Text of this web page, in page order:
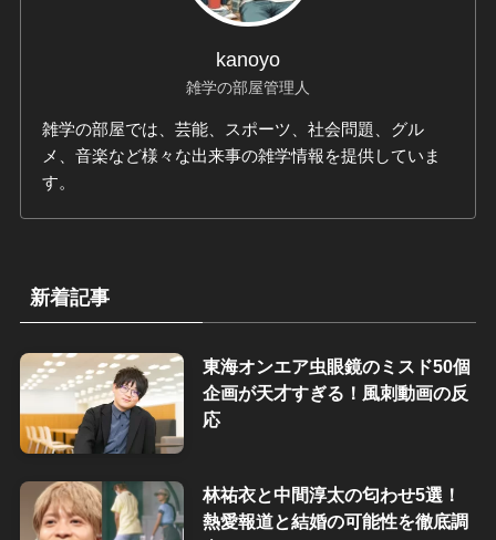
kanoyo
雑学の部屋管理人
雑学の部屋では、芸能、スポーツ、社会問題、グル
メ、音楽など様々な出来事の雑学情報を提供していま
す。
新着記事
東海オンエア虫眼鏡のミスド50個
企画が天才すぎる！風刺動画の反
応
林祐衣と中間淳太の匂わせ5選！
熱愛報道と結婚の可能性を徹底調